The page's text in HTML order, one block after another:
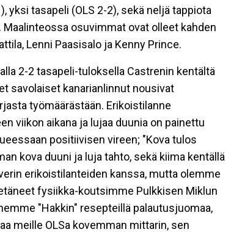
yksi tasapeli (OLS 2-2), sekä neljä tappiota
Maalinteossa osuvimmat ovat olleet kahden
Lenni Paasisalo ja Kenny Prince.
2-2 tasapeli-tuloksella Castrenin kentältä
savolaiset kanarianlinnut nousivat
työmäärästään. Erikoistilanne
viikon aikana ja lujaa duunia on painettu
positiivisen vireen; "Kova tulos
kova duuni ja luja tahto, sekä kiima kentällä
erikoistilanteiden kanssa, mutta olemme
fysiikka-koutsimme Pulkkisen Miklun
"Hakkin" resepteillä palautusjuomaa,
meille OLSa kovemman mittarin, sen